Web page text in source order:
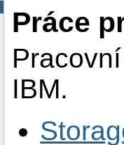
Práce
IBM.